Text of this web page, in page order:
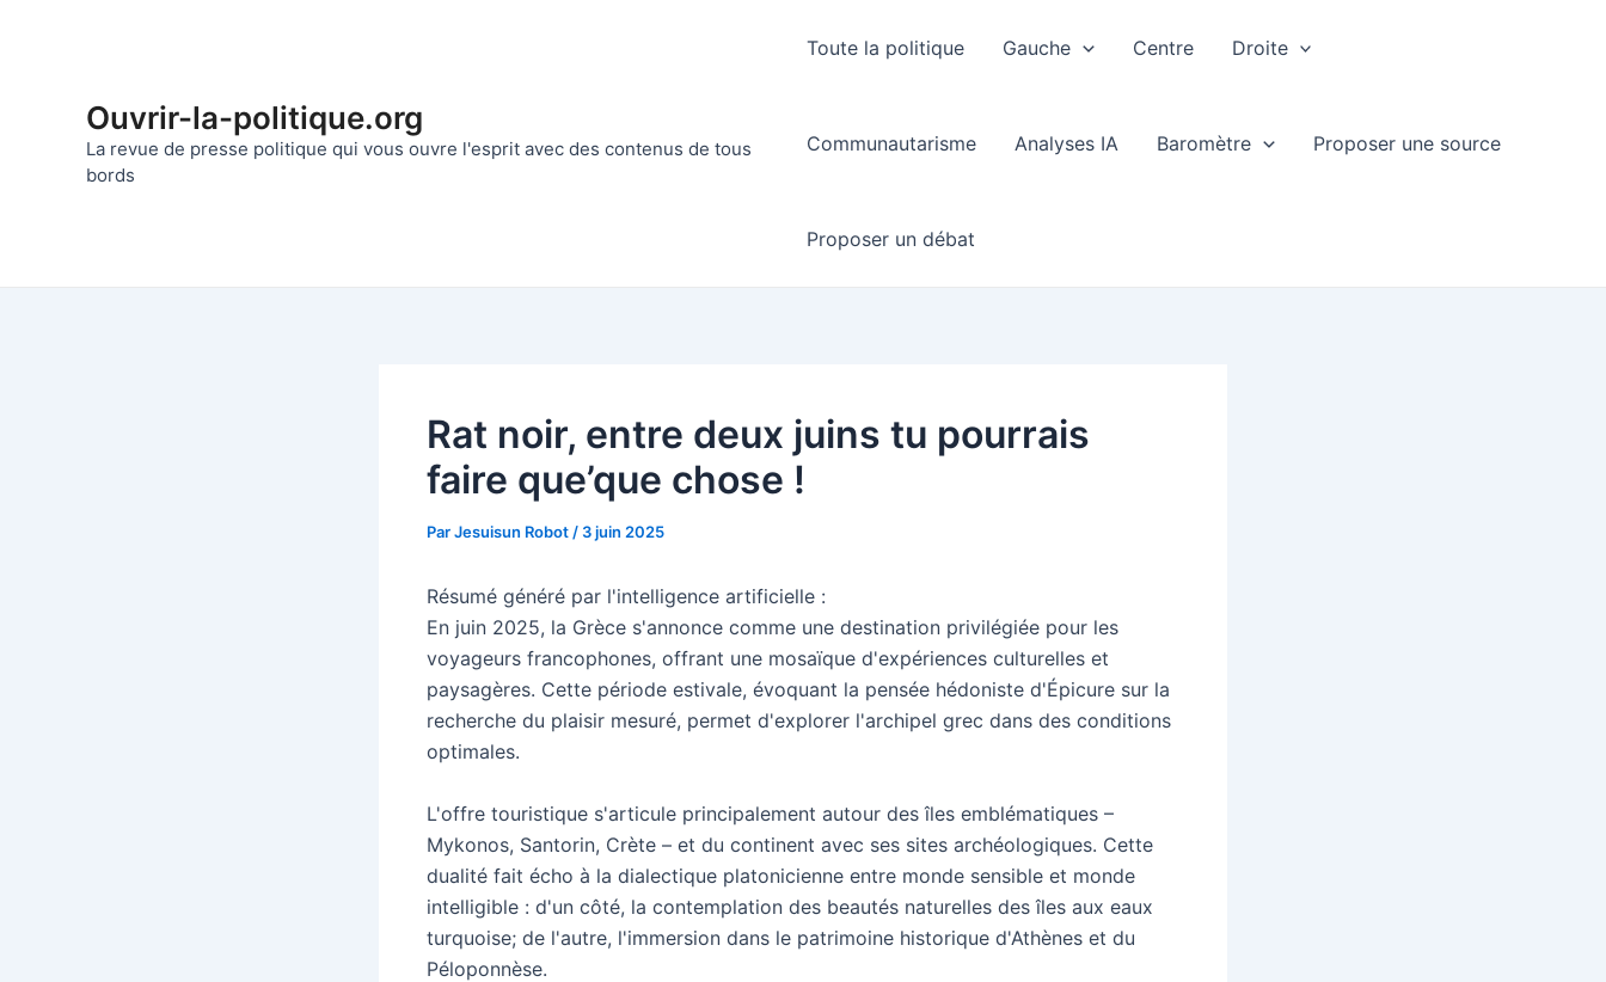
Ouvrir-la-politique.org
La revue de presse politique qui vous ouvre l'esprit avec des contenus de tous
bords
Toute la politique Gauche Centre Droite
Communautarisme Analyses IA Baromètre Proposer une source
Proposer un débat
Rat noir, entre deux juins tu pourrais
faire que’que chose !
ParJesuisun Robot / 3 juin 2025
Résumé généré par l'intelligence artificielle :
En juin 2025, la Grèce s'annonce comme une destination privilégiée pour les
voyageurs francophones, offrant une mosaïque d'expériences culturelles et
paysagères. Cette période estivale, évoquant la pensée hédoniste d'Épicure sur la
recherche du plaisir mesuré, permet d'explorer l'archipel grec dans des conditions
optimales.
L'offre touristique s'articule principalement autour des îles emblématiques –
Mykonos, Santorin, Crète – et du continent avec ses sites archéologiques. Cette
dualité fait écho à la dialectique platonicienne entre monde sensible et monde
intelligible : d'un côté, la contemplation des beautés naturelles des îles aux eaux
turquoise; de l'autre, l'immersion dans le patrimoine historique d'Athènes et du
Péloponnèse.